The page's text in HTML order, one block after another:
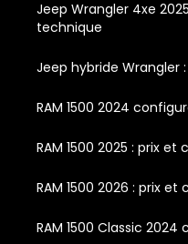
Jeep Wrangler 4xe
technique
Jeep hybride Wrangler
RAM 1500 2024
RAM 1500 2025 : prix
RAM 1500 2026 : prix
RAM 1500 Classic